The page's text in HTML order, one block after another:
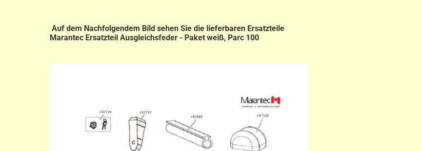
Auf dem Nachfolgendem Bild sehen Sie die lieferbaren Ersatzteile
Marantec Ersatzteil Ausgleichsfeder - Paket weiß, Parc 100